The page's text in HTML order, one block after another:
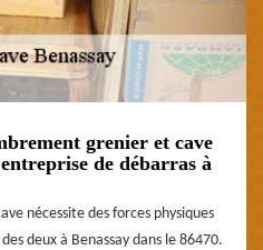
grenier et cave
de débarras à
nécessite des forces physiques
deux à Benassay dans le 86470.